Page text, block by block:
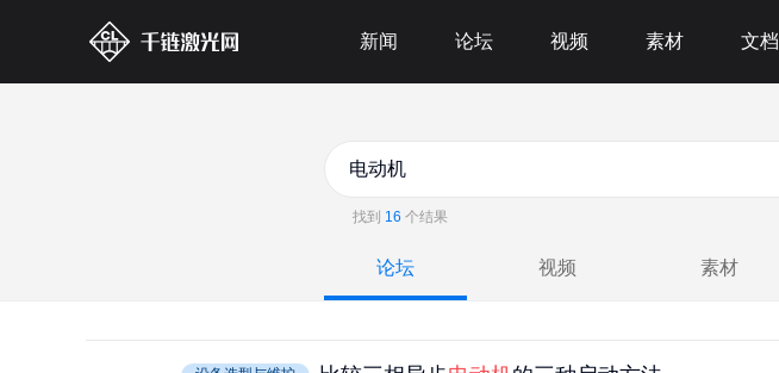
新闻 论坛 视频 素材 文档
找到 16 个结果
论坛 视频 素材